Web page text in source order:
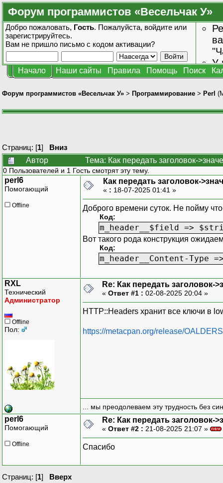
Форум программистов «Весельчак У»
Добро пожаловать, Гость. Пожалуйста, войдите или
зарегистрируйтесь.
Вам не пришло письмо с кодом активации?
У
Начало Наши сайты Правила Помощь Поиск
Форум программистов «Весельчак У» > Программирование > Perl
Страниц: [1] Вниз
Автор
Тема: Как передать заголовок-
0 Пользователей и 1 Гость смотрят эту тему.
perl6
Помогающий
Offline
Как передать заголовок-
« : 18-07-2025 01:41 »
Доброго времени суток. Не пойму
Код:
m_header__$field =>
Вот такого рода конструкция
Код:
m_header__Content-
RXL
Технический
Администратор
Offline
Пол:
Re: Как передать заголовок-
« Ответ #1 : 02-08-2025 20:04 »
HTTP::Headers хранит все ключи в
https://metacpan.org/release/
... мы преодолеваем эту трудность без
perl6
Помогающий
Offline
Re: Как передать заголовок-
« Ответ #2 : 21-08-2025 21:07 »
Спасибо
Страниц: [1] Вверх